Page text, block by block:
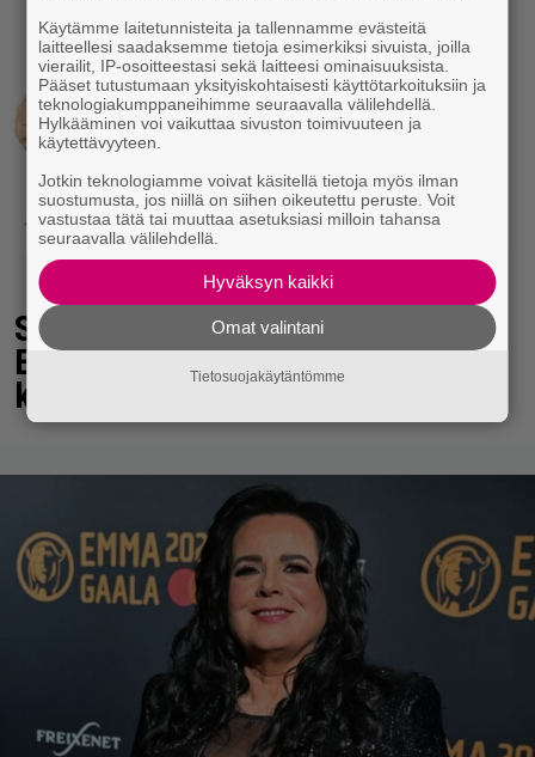
Seiska: Laulaja Frederik lyttäsi
Eput – johan oli taas kielen
käyttöä
Käytämme laitetunnisteita ja tallennamme evästeitä
laitteellesi saadaksemme tietoja esimerkiksi sivuista, joilla
vierailit, IP-osoitteestasi sekä laitteesi ominaisuuksista.
Pääset tutustumaan yksityiskohtaisesti käyttötarkoituksiin ja
teknologiakumppaneihimme seuraavalla välilehdellä.
Hylkääminen voi vaikuttaa sivuston toimivuuteen ja
käytettävyyteen.
Jotkin teknologiamme voivat käsitellä tietoja myös ilman
suostumusta, jos niillä on siihen oikeutettu peruste. Voit
vastustaa tätä tai muuttaa asetuksiasi milloin tahansa
seuraavalla välilehdellä.
Hyväksyn kaikki
Omat valintani
Tietosuojakäytäntömme